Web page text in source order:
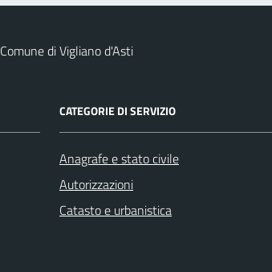
Comune di Vigliano d'Asti
CATEGORIE DI SERVIZIO
Anagrafe e stato civile
Autorizzazioni
Catasto e urbanistica